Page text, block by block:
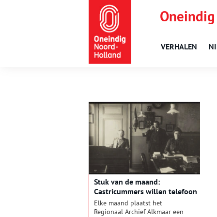
VERHALEN
Stuk van de maand:
Castricummers willen telefoon
Elke maand plaatst het
Regionaal Archief Alkmaar een